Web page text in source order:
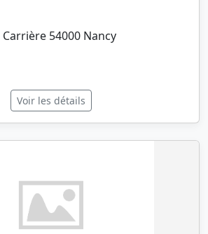
54000 Nancy
Voir les détails